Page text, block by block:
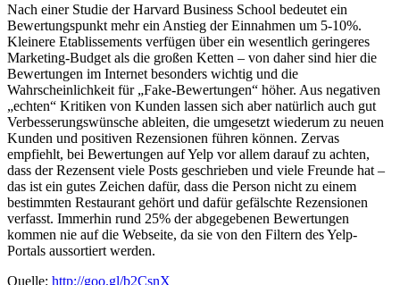
Nach einer Studie der Harvard Business School bedeutet ein
Bewertungspunkt mehr ein Anstieg der Einnahmen um 5-10%.
Kleinere Etablissements verfügen über ein wesentlich geringeres
Marketing-Budget als die großen Ketten – von daher sind hier die
Bewertungen im Internet besonders wichtig und die
Wahrscheinlichkeit für „Fake-Bewertungen“ höher. Aus negativen
„echten“ Kritiken von Kunden lassen sich aber natürlich auch gut
Verbesserungswünsche ableiten, die umgesetzt wiederum zu neuen
Kunden und positiven Rezensionen führen können. Zervas
empfiehlt, bei Bewertungen auf Yelp vor allem darauf zu achten,
dass der Rezensent viele Posts geschrieben und viele Freunde hat –
das ist ein gutes Zeichen dafür, dass die Person nicht zu einem
bestimmten Restaurant gehört und dafür gefälschte Rezensionen
verfasst. Immerhin rund 25% der abgegebenen Bewertungen
kommen nie auf die Webseite, da sie von den Filtern des Yelp-
Portals aussortiert werden.
Quelle: http://goo.gl/b2CsnX